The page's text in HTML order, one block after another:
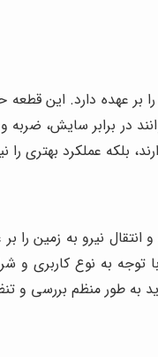
عهده دارد. این
در برابر سایش،
بلکه عملکرد
نیرو به زمین را بر
به نوع کاربری و
به طور منظم بررسی و